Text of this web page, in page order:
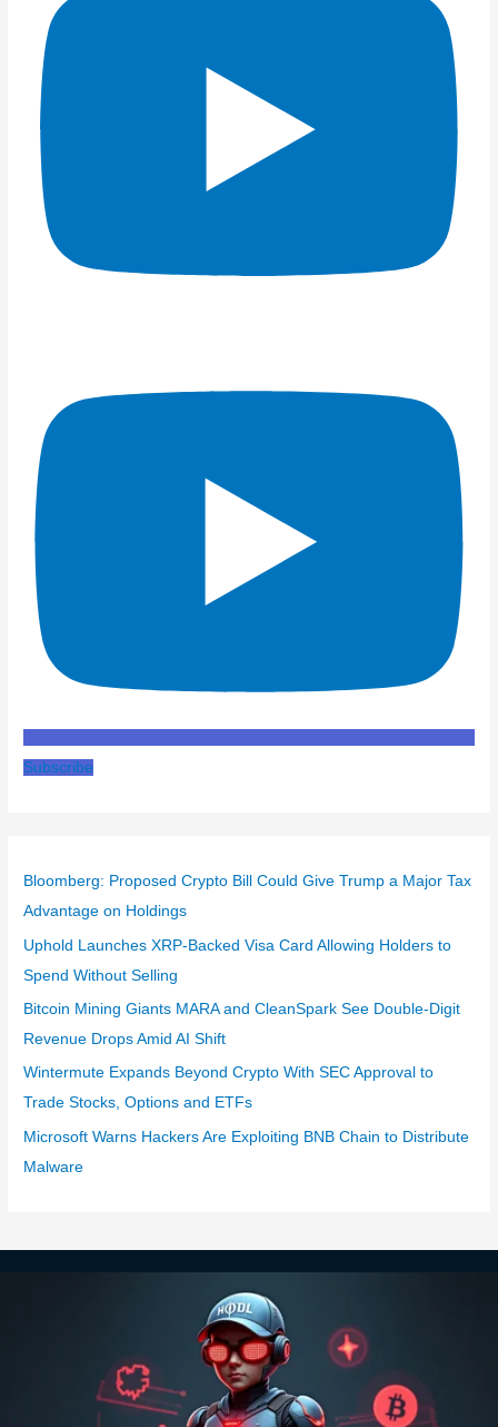
Subscribe
Bloomberg: Proposed Crypto Bill Could Give Trump a Major Tax
Advantage on Holdings
Uphold Launches XRP-Backed Visa Card Allowing Holders to
Spend Without Selling
Bitcoin Mining Giants MARA and CleanSpark See Double-Digit
Revenue Drops Amid AI Shift
Wintermute Expands Beyond Crypto With SEC Approval to
Trade Stocks, Options and ETFs
Microsoft Warns Hackers Are Exploiting BNB Chain to Distribute
Malware